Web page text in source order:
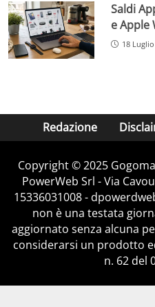
Saldi
e Apple
18
Redazione
Copyright © 2025
PowerWeb Srl - Via
15336031008 -
non è una testata
aggiornato senza alcuna
considerarsi un prodotto
n. 62 del